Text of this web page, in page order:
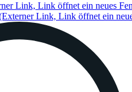
Link, Link öffnet ein neues
Link, Link öffnet ein